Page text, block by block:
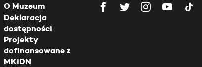
O Muzeum
Deklaracja
dostępności
Projekty
dofinansowane z
MKiDN